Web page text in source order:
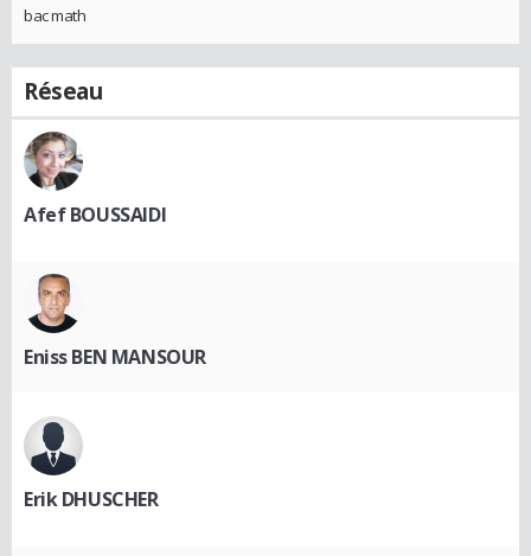
bac math
Réseau
Afef BOUSSAIDI
Eniss BEN MANSOUR
Erik DHUSCHER